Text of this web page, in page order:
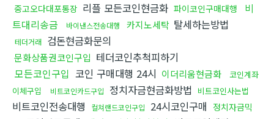
중고오다대포통장 리플 모든코인현금화 파이코인구매대행
비
트대리송금
바이낸스전송대행 카지노세탁 탈세하는방법
테더거래 검돈현금화문의
문화상품권코인구입 테더코인추척피하기
모든코인구입 코인 구매대행 24시 이더리움현금화
코인계좌
이체구입
비트코인카드구입 정치자금현금화방법 비트코인사는법
비트코인전송대행 컬쳐랜드코인구입 24시코인구매 정치자금믹